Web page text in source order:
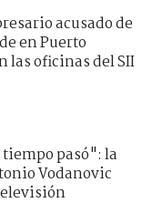
acusado de
en Puerto
las oficinas del SII
pasó": la
Vodanovic